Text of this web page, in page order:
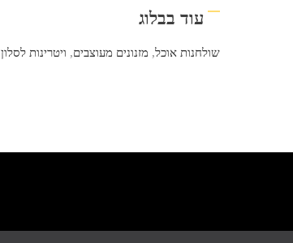
עוד בבלוג
שולחנות אוכל, מזנונים מעוצבים, ויטרינות לסלון